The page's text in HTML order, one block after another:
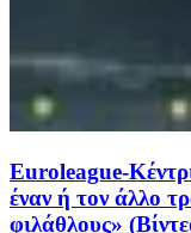
Euroleague-
έναν ή τον άλλο
φιλάθλους»